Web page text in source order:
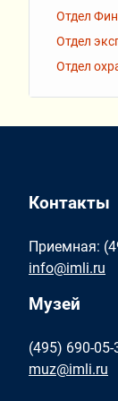
Отдел
Отдел
Отдел
Контакты
Приемная:
info@imli.ru
Музей
(495) 690-
muz@imli.ru